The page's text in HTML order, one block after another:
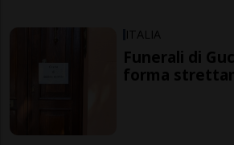
ITALIA
Funerali di
forma